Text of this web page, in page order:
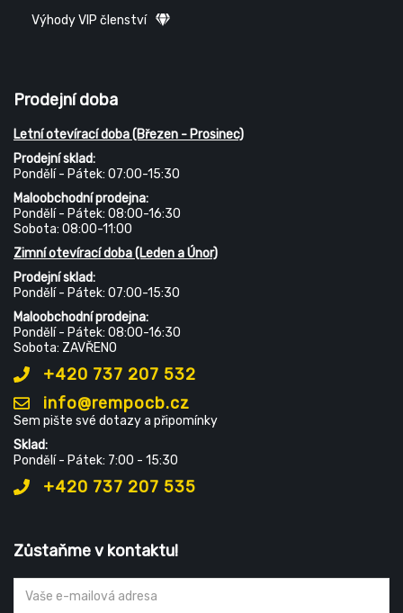
Výhody VIP členství
Prodejní doba
Letní otevírací doba (Březen - Prosinec)
Prodejní sklad:
Pondělí - Pátek: 07:00-15:30
Maloobchodní prodejna:
Pondělí - Pátek: 08:00-16:30
Sobota: 08:00-11:00
Zimní otevírací doba (Leden a Únor)
Prodejní sklad:
Pondělí - Pátek: 07:00-15:30
Maloobchodní prodejna:
Pondělí - Pátek: 08:00-16:30
Sobota: ZAVŘENO
+420 737 207 532
info@rempocb.cz
Sem pište své dotazy a připomínky
Sklad:
Pondělí - Pátek: 7:00 - 15:30
+420 737 207 535
Zůstaňme v kontaktu!